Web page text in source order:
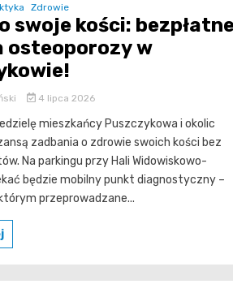
Zdrowie
swoje kości:
osteoporozy w
4 lipca 2026
mieszkańcy Puszczykowa i okolic
zadbania o zdrowie swoich kości bez
Na parkingu przy Hali Widowiskowo-
będzie mobilny punkt diagnostyczny –
przeprowadzane...